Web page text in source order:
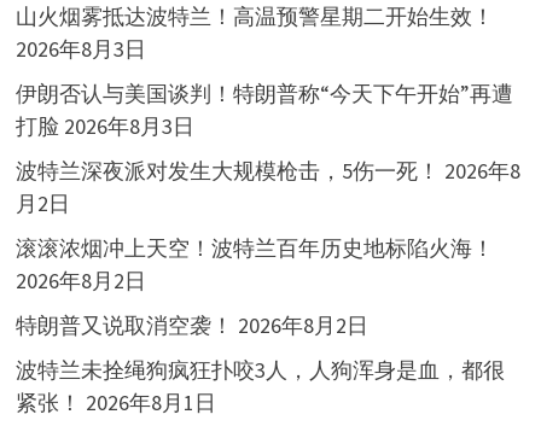
山火烟雾抵达波特兰！高温预警星期二开始生效！
2026年8月3日
伊朗否认与美国谈判！特朗普称“今天下午开始”再遭
打脸 2026年8月3日
波特兰深夜派对发生大规模枪击，5伤一死！ 2026年8
月2日
滚滚浓烟冲上天空！波特兰百年历史地标陷火海！
2026年8月2日
特朗普又说取消空袭！ 2026年8月2日
波特兰未拴绳狗疯狂扑咬3人，人狗浑身是血，都很
紧张！ 2026年8月1日